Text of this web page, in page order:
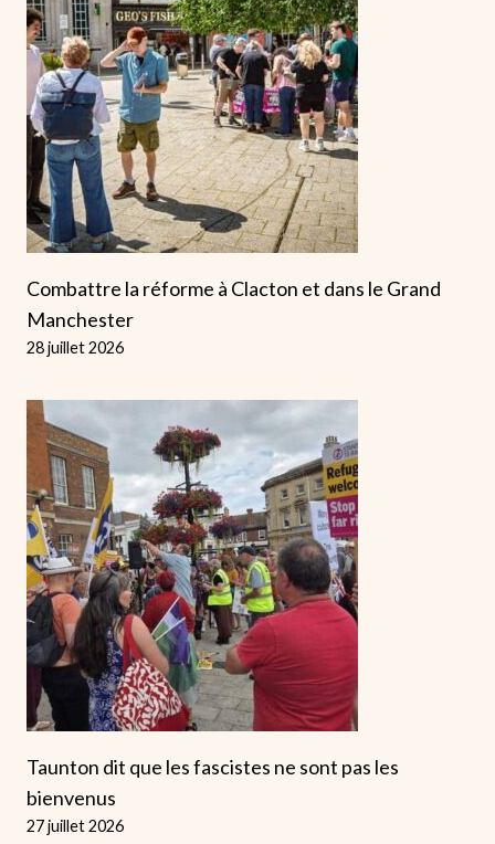
Combattre la réforme à Clacton et dans le Grand
Manchester
28 juillet 2026
Taunton dit que les fascistes ne sont pas les
bienvenus
27 juillet 2026